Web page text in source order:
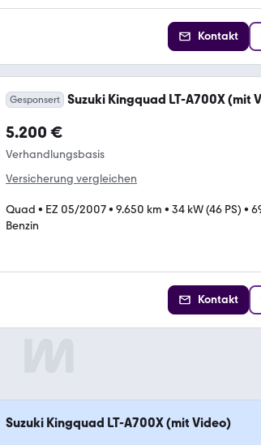
Kontakt
Gesponsert Suzuki Kingquad LT-A700X (mit
5.200 €
Verhandlungsbasis
Versicherung vergleichen
Quad • EZ 05/2007• 9.650 km • 34 kW (46 PS) •
Benzin
Kontakt
Suzuki Kingquad LT-A700X (mit Video)